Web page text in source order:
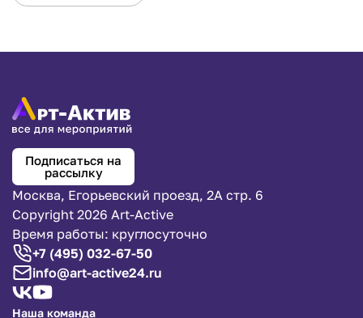
Подписаться на
рассылку
Москва, Егорьевский проезд, 2А стр. 6
Copyright 2026 Art-Active
Время работы: круглосуточно
+7 (495) 032-67-50
info@art-active24.ru
Наша команда